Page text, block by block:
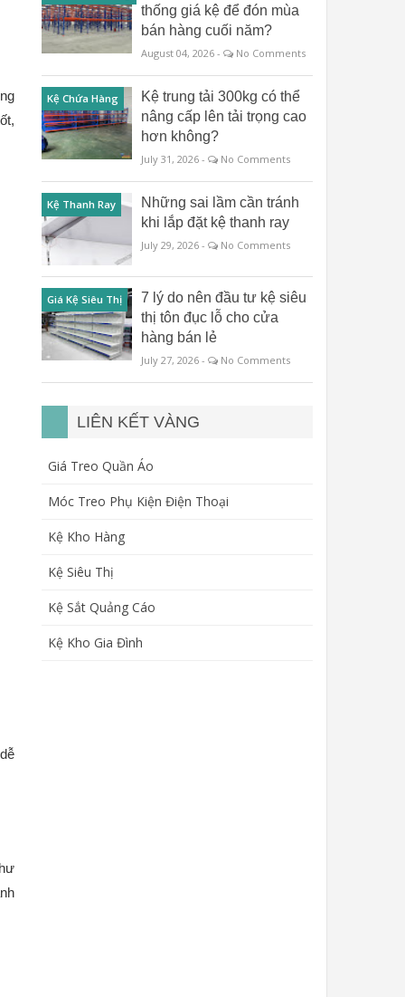
thống giá kệ để đón mùa
bán hàng cuối năm?
August 04, 2026 - No Comments
Kệ Chứa Hàng
Kệ trung tải 300kg có thể
nâng cấp lên tải trọng cao
hơn không?
July 31, 2026 - No Comments
Kệ Thanh Ray
Những sai lầm cần tránh
khi lắp đặt kệ thanh ray
July 29, 2026 - No Comments
Giá Kệ Siêu Thị
7 lý do nên đầu tư kệ siêu
thị tôn đục lỗ cho cửa
hàng bán lẻ
July 27, 2026 - No Comments
LIÊN KẾT VÀNG
Giá Treo Quần Áo
Móc Treo Phụ Kiện Điện Thoại
Kệ Kho Hàng
Kệ Siêu Thị
Kệ Sắt Quảng Cáo
Kệ Kho Gia Đình